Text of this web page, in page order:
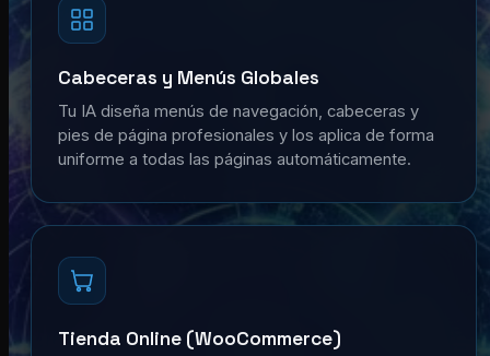
Cabeceras y Menús Globales
Tu IA diseña menús de navegación, cabeceras y
pies de página profesionales y los aplica de forma
uniforme a todas las páginas automáticamente.
Tienda Online (WooCommerce)